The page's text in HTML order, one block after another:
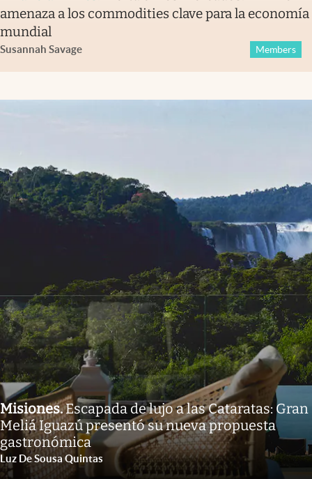
amenaza a los commodities clave para la economía
mundial
Susannah Savage Members
Misiones.Escapada de lujo a las Cataratas: Gran
Meliá Iguazú presentó su nueva propuesta
gastronómica
Luz De Sousa Quintas